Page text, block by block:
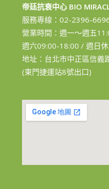
帝廷抗衰中心 BIO
服務專線： 02-2396-
營業時間：週一～週五
週六09:00-18:00 / 週日
地址：台北市中正區信義
(東門捷運站8號出口)